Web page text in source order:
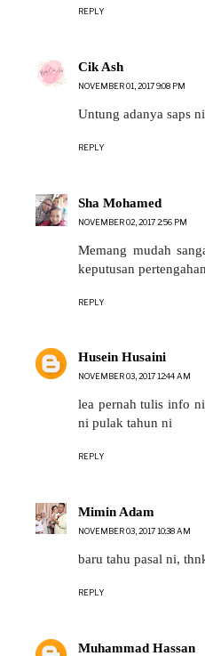
REPLY
Cik Ash
NOVEMBER 01, 2017 9:08 PM
Untung adanya saps ni
REPLY
Sha Mohamed
NOVEMBER 02, 2017 2:56 PM
Memang mudah
keputusan
REPLY
Husein Husaini
NOVEMBER 03, 2017 12:44 AM
lea pernah tulis info
ni pulak tahun ni
REPLY
Mimin Adam
NOVEMBER 03, 2017 10:38 AM
baru tahu pasal ni,
REPLY
Muhammad Hassan